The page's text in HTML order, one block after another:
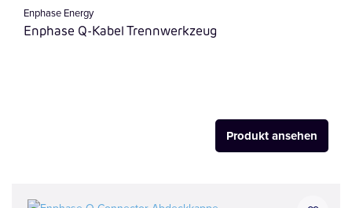
Enphase Energy
Enphase Q-Kabel Trennwerkzeug
Produkt ansehen